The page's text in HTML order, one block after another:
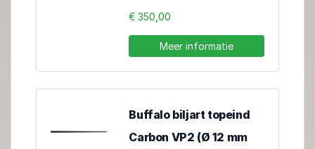
€ 350,00
Meer informatie
Buffalo biljart topeind
Carbon VP2 (Ø 12 mm